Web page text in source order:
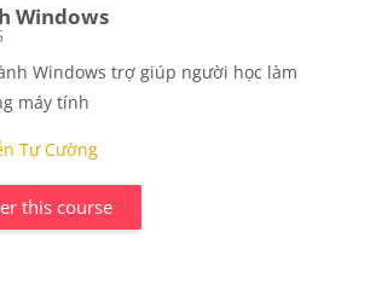
Windows
Windows trợ giúp người học làm
máy tính
Tự Cường
this course